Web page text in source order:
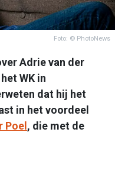
Foto: © PhotoNews
Adrie van der
WK in
dat hij het
in het voordeel
Poel, die met de